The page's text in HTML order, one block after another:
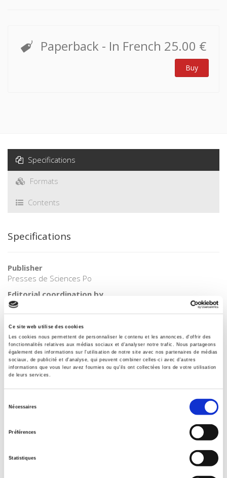
Ce site web utilise des cookies
Les cookies nous permettent de personnaliser le contenu et les annonces, d'offrir des
fonctionnalités relatives aux médias sociaux et d'analyser notre trafic. Nous partageons
également des informations sur l'utilisation de notre site avec nos partenaires de médias
sociaux, de publicité et d'analyse, qui peuvent combiner celles-ci avec d'autres
informations que vous leur avez fournies ou qu'ils ont collectées lors de votre utilisation
de leurs services.
Nécessaires
Préférences
Statistiques
Paperback - In French 25.00 €
Buy
Specifications
Formats
Contents
Specifications
Publisher
Presses de Sciences Po
Editorial coordination by
Marie-Françoise Durand
Mélanie Albaret,Delphine Allès
Maertens,Delphine Placidi-Frot,Atelier de cartographie de
Sciences Po
Collection
Atlas
French
>Geopolitics
>Geopolitics